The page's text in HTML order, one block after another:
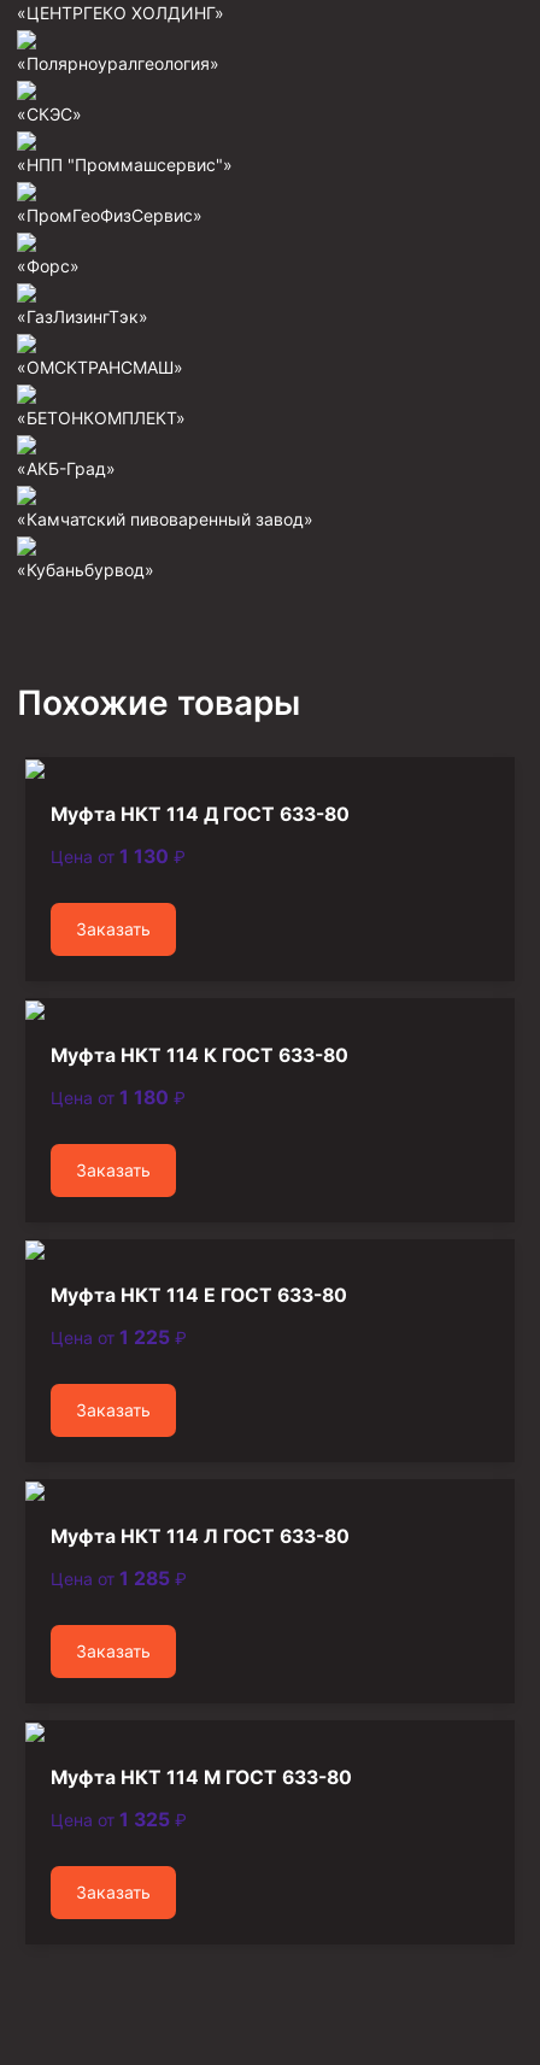
Скреперы механические
Штанголовки
Удочки ловильные
Обурочный комплекс ОК
Фрезеры торцевые с фрезерующей воронкой и с
Магнитные ловители
Фрезеры арбузообразные
Фрезеры стартово-оконные
Фрезеры Барракуда
Фрезеры пилотные
Фрезеры-долота торцевые
Клинья — отклонители
Метчики ловильные
Быстроразъёмные соединения (БРС)
Стропы
Стропы канатные ВК
Стропы канатные
Стропы цепные
Элементы линии обвязки
«ЦЕНТРГЕКО ХОЛДИНГ»
«Полярноуралгеология»
«СКЭС»
«НПП "Проммашсервис"»
«ПромГеоФизСервис»
«Форс»
«ГазЛизингТэк»
«ОМСКТРАНСМАШ»
«БЕТОНКОМПЛЕКТ»
«АКБ-Град»
«Камчатский пивоваренный завод»
«Кубаньбурвод»
Похожие товары
Муфта НКТ 114 Д ГОСТ 633-80
Цена от 1 130 ₽
Заказать
Муфта НКТ 114 К ГОСТ 633-80
Цена от 1 180 ₽
Заказать
Муфта НКТ 114 Е ГОСТ 633-80
Цена от 1 225 ₽
Заказать
Муфта НКТ 114 Л ГОСТ 633-80
Цена от 1 285 ₽
Заказать
Муфта НКТ 114 М ГОСТ 633-80
Цена от 1 325 ₽
Заказать